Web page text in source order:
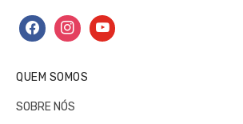
facebookinstagramyoutube
QUEM SOMOS
SOBRE NÓS